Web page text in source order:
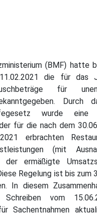
(BMF) hatte
die für das
für
Durch
wurde eine
für die nach dem
erbrachten
(mit
der ermäßigte
Regelung ist bis zum
In diesem
vom
Sachentnahmen